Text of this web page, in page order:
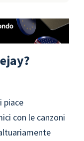
piace
con le canzoni